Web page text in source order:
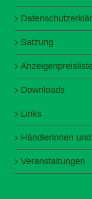
Satzung
Anzeigenpreisliste
Downloads
Links
Händlerinnen
Veranstaltungen